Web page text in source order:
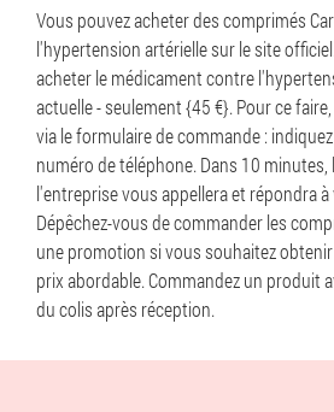
Vous pouvez acheter des comprimés
l'hypertension artérielle sur le site
acheter le médicament contre
actuelle - seulement {45 €}. Pour ce
via le formulaire de commande :
numéro de téléphone. Dans 10 minutes,
l'entreprise vous appellera et répondra
Dépêchez-vous de commander les
une promotion si vous souhaitez
prix abordable. Commandez un produit
du colis après réception.